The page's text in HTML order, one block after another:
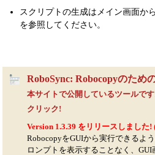
スクリプトの生成はメイン画面か
を参照してください。
RoboSync: Robocopyのため
本サイトで公開しているツールで
クリック!
Version 1.3.39 をリリースしました!
RobocopyをGUIから実行できるよ
ロンプトを表示することなく、